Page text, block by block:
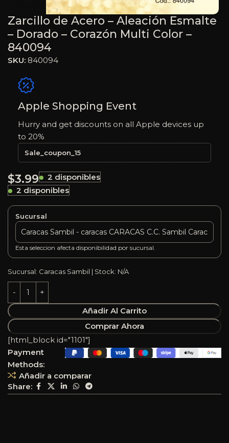
Zarcillo de Acero – Aleación Esmalte
– Dorado – Corazón Multi Color –
840094
SKU: 840094
Apple Shopping Event
Hurry and get discounts on all Apple devices up
to 20%
Sale_coupon_15
$3.99
2 disponibles
2 disponibles
Sucursal
Esta seleccion afecta disponibilidad por sucursal.
Sucursal: Caracas Sambil | Stock: N/A
Añadir Al Carrito
Comprar Ahora
Añadir a comparar
Share:
[html_block id="1101"]
Payment
Methods: